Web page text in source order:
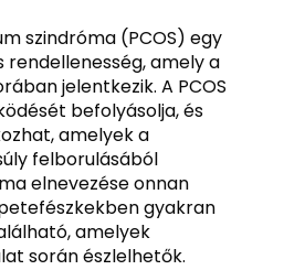
szindróma (PCOS) egy
amely a
jelentkezik. A PCOS
befolyásolja, és
amelyek a
felborulásából
elnevezése onnan
gyakran
amelyek
során észlelhetők.